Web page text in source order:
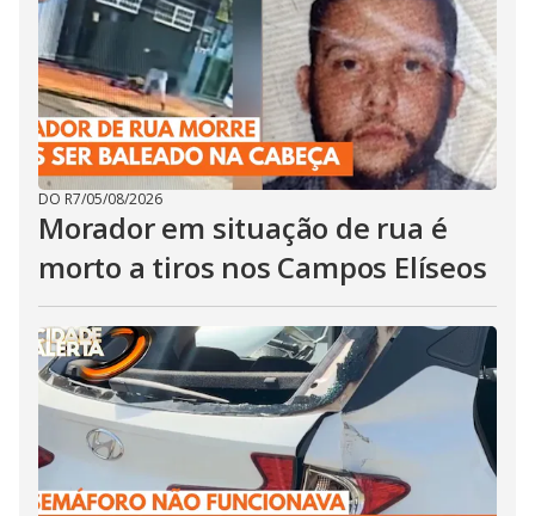
DO R7/05/08/2026
Morador em situação de rua é
morto a tiros nos Campos Elíseos